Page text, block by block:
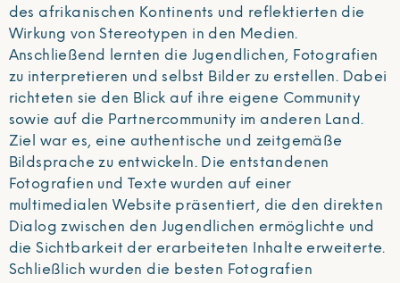
des afrikanischen Kontinents und reflektierten die
Wirkung von Stereotypen in den Medien.
Anschließend lernten die Jugendlichen, Fotografien
zu interpretieren und selbst Bilder zu erstellen. Dabei
richteten sie den Blick auf ihre eigene Community
sowie auf die Partnercommunity im anderen Land.
Ziel war es, eine authentische und zeitgemäße
Bildsprache zu entwickeln. Die entstandenen
Fotografien und Texte wurden auf einer
multimedialen Website präsentiert, die den direkten
Dialog zwischen den Jugendlichen ermöglichte und
die Sichtbarkeit der erarbeiteten Inhalte erweiterte.
Schließlich wurden die besten Fotografien